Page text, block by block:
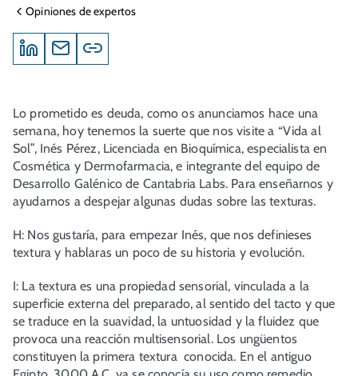
Opiniones de expertos
Lo prometido es deuda, como os anunciamos hace una
semana, hoy tenemos la suerte que nos visite a “Vida al
Sol”, Inés Pérez, Licenciada en Bioquímica, especialista en
Cosmética y Dermofarmacia, e integrante del equipo de
Desarrollo Galénico de Cantabria Labs. Para enseñarnos y
ayudarnos a despejar algunas dudas sobre las texturas.
H: Nos gustaría, para empezar Inés, que nos definieses
textura y hablaras un poco de su historia y evolución.
I: La textura es una propiedad sensorial, vinculada a la
superficie externa del preparado, al sentido del tacto y que
se traduce en la suavidad, la untuosidad y la fluidez que
provoca una reacción multisensorial. Los ungüentos
constituyen la primera textura conocida. En el antiguo